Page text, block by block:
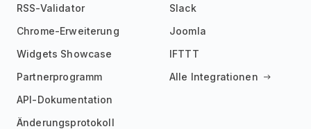
RSS-Validator
Chrome-Erweiterung
Widgets Showcase
Partnerprogramm
API-Dokumentation
Änderungsprotokoll
Slack
Joomla
IFTTT
Alle Integrationen